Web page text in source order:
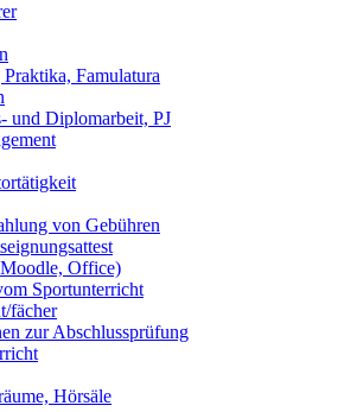
Famulatura
und Diplomarbeit, PJ
von Gebühren
Office)
Sportunterricht
fächer
zur Abschlussprüfung
Hörsäle